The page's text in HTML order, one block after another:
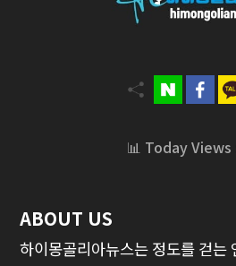
📊 Today Views
ABOUT US
하이몽골리아뉴스는 정도를 걷는